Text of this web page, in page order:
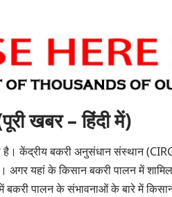
खबर – हिंदी में)
है। केंद्रीय बकरी अनुसंधान संस्थान
यहां के किसान बकरी पालन में
पालन के संभावनाओं के बारे में किसानों